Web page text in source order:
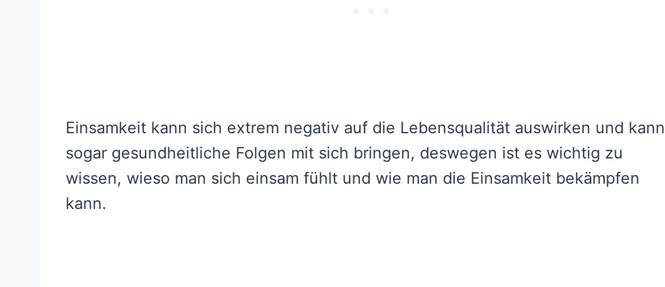
Einsamkeit kann sich extrem negativ auf die Lebensqualität auswirken und kann
sogar gesundheitliche Folgen mit sich bringen, deswegen ist es wichtig zu
wissen, wieso man sich einsam fühlt und wie man die Einsamkeit bekämpfen
kann.